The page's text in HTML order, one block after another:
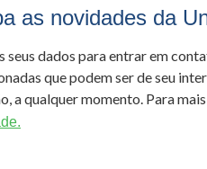
as novidades da
seus dados para entrar em
que podem ser de seu
a qualquer momento. Para